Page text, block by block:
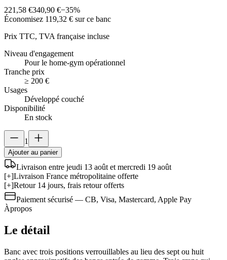
221,58 €340,90 €−35%
Économisez 119,32 € sur ce banc
Prix TTC, TVA française incluse
Niveau d'engagement
Pour le home-gym opérationnel
Tranche prix
≥ 200 €
Usages
Développé couché
Disponibilité
En stock
1
Ajouter au panier
Livraison entre jeudi 13 août et mercredi 19 août
[+]Livraison France métropolitaine offerte
[+]Retour 14 jours, frais retour offerts
Paiement sécurisé — CB, Visa, Mastercard, Apple Pay
Àpropos
Le détail
Banc avec trois positions verrouillables au lieu des sept ou huit